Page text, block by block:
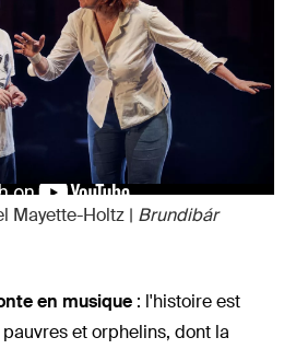
Mayette-Holtz | Brundibár
en musique : l'histoire est
et orphelins, dont la